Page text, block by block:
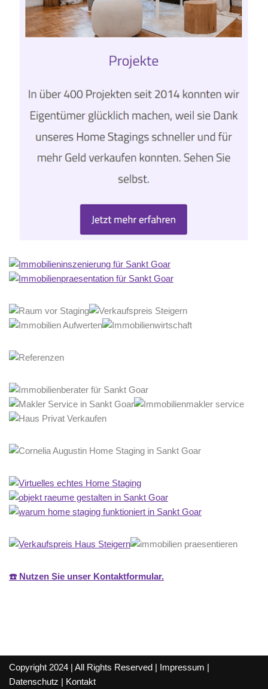
☎️ Nutzen Sie unser Kontaktformular.
Copyright 2024 | All Rights Reserved | Impressum |
Datenschutz | Kontakt